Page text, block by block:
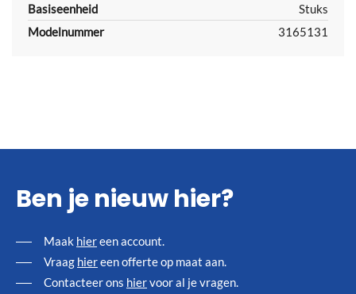
Basiseenheid
Stuks
Modelnummer
3165131
Ben je nieuw hier?
Maak hiereen account.
Vraag hiereen offerte op maat aan.
Contacteer ons hiervoor al je vragen.